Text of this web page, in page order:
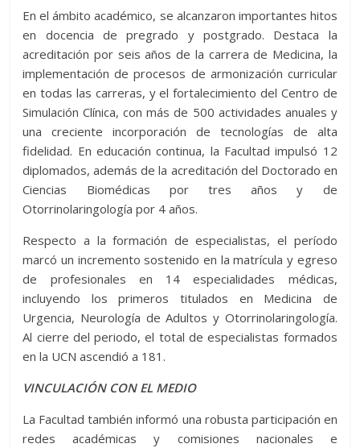
En el ámbito académico, se alcanzaron importantes hitos
en docencia de pregrado y postgrado. Destaca la
acreditación por seis años de la carrera de Medicina, la
implementación de procesos de armonización curricular
en todas las carreras, y el fortalecimiento del Centro de
Simulación Clínica, con más de 500 actividades anuales y
una creciente incorporación de tecnologías de alta
fidelidad. En educación continua, la Facultad impulsó 12
diplomados, además de la acreditación del Doctorado en
Ciencias Biomédicas por tres años y de
Otorrinolaringología por 4 años.
Respecto a la formación de especialistas, el período
marcó un incremento sostenido en la matrícula y egreso
de profesionales en 14 especialidades médicas,
incluyendo los primeros titulados en Medicina de
Urgencia, Neurología de Adultos y Otorrinolaringología.
Al cierre del periodo, el total de especialistas formados
en la UCN ascendió a 181.
VINCULACIÓN CON EL MEDIO
La Facultad también informó una robusta participación en
redes académicas y comisiones nacionales e